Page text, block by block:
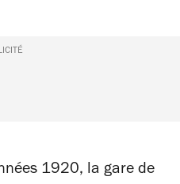
1920, la gare de